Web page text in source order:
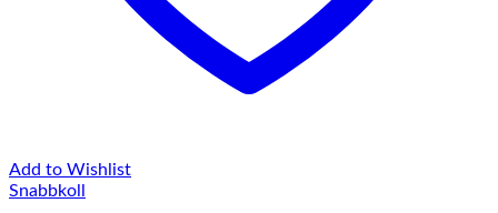
Add to Wishlist
Snabbkoll